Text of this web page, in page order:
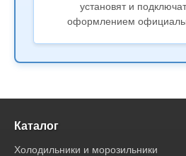
установят и
оформлением
Каталог
Холодильники и морозильники